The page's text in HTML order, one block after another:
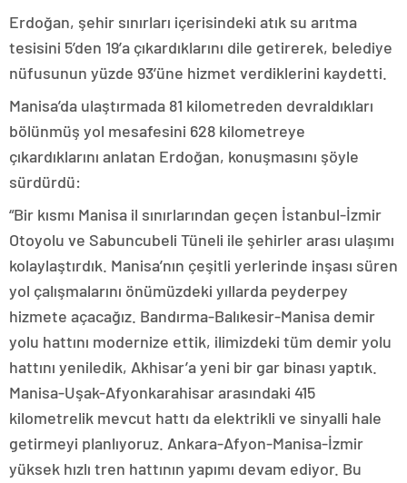
Erdoğan, şehir sınırları içerisindeki atık su arıtma
tesisini 5’den 19’a çıkardıklarını dile getirerek, belediye
nüfusunun yüzde 93’üne hizmet verdiklerini kaydetti.
Manisa’da ulaştırmada 81 kilometreden devraldıkları
bölünmüş yol mesafesini 628 kilometreye
çıkardıklarını anlatan Erdoğan, konuşmasını şöyle
sürdürdü:
“Bir kısmı Manisa il sınırlarından geçen İstanbul-İzmir
Otoyolu ve Sabuncubeli Tüneli ile şehirler arası ulaşımı
kolaylaştırdık. Manisa’nın çeşitli yerlerinde inşası süren
yol çalışmalarını önümüzdeki yıllarda peyderpey
hizmete açacağız. Bandırma-Balıkesir-Manisa demir
yolu hattını modernize ettik, ilimizdeki tüm demir yolu
hattını yeniledik, Akhisar’a yeni bir gar binası yaptık.
Manisa-Uşak-Afyonkarahisar arasındaki 415
kilometrelik mevcut hattı da elektrikli ve sinyalli hale
getirmeyi planlıyoruz. Ankara-Afyon-Manisa-İzmir
yüksek hızlı tren hattının yapımı devam ediyor. Bu